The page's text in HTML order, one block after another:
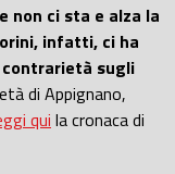
non ci sta e alza la
infatti, ci ha
sugli
di Appignano,
qui la cronaca di